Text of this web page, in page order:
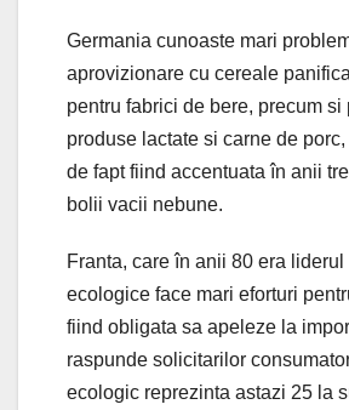
Germania cunoaste mari
aprovizionare cu cereale
pentru fabrici de bere, precum si
produse lactate si carne de
de fapt fiind accentuata în anii
bolii vacii nebune.
Franta, care în anii 80 era
ecologice face mari eforturi
fiind obligata sa apeleze la
raspunde solicitarilor
ecologic reprezinta astazi 25 la